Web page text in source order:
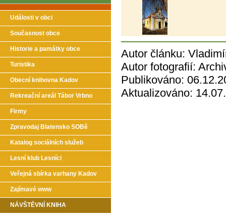
Autor článku:
Autor fotografií:
Publikováno:
Aktualizováno:
Události v obci
Současnost obce
Historie a památky obce
Turistika
Obecní knihovna Kadov
Rekreační areál Tábor Vrbno
Firmy
Zpravodaj Blatensko SOBě
Katalog sociálních služeb
Lesní klub Lesníci
Veřejná sbírka varhany Kadov
Zajímavé www
NÁVŠTĚVNÍ KNIHA